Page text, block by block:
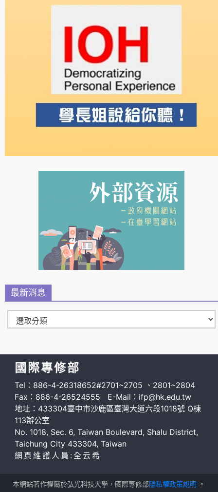
最新消息
國際專修部
Tel：886-4-26318652#2701~2705 、2801~2804
Fax：886-4-26524555 E-Mail：ifp@hk.edu.tw
地址：433304臺中市沙鹿區臺灣大道六段1018號 Q棟
113辦公室
No. 1018, Sec. 6, Taiwan Boulevard, Shalu District,
Taichung City 433304, Taiwan
網頁維護人員:全云希
本網站著作權屬於弘光科技大學，國際專修部隱私權政策說明 。